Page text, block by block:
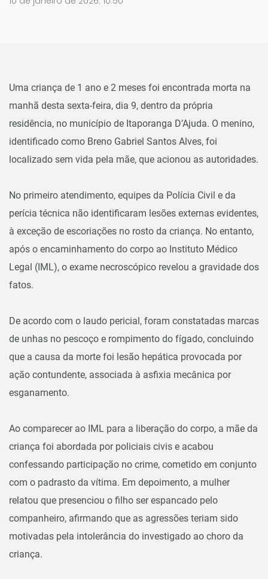
Uma criança de 1 ano e 2 meses foi encontrada morta na
manhã desta sexta-feira, dia 9, dentro da própria
residência, no município de Itaporanga D’Ajuda. O menino,
identificado como Breno Gabriel Santos Alves, foi
localizado sem vida pela mãe, que acionou as autoridades.
No primeiro atendimento, equipes da Polícia Civil e da
perícia técnica não identificaram lesões externas evidentes,
à exceção de escoriações no rosto da criança. No entanto,
após o encaminhamento do corpo ao Instituto Médico
Legal (IML), o exame necroscópico revelou a gravidade dos
fatos.
De acordo com o laudo pericial, foram constatadas marcas
de unhas no pescoço e rompimento do fígado, concluindo
que a causa da morte foi lesão hepática provocada por
ação contundente, associada à asfixia mecânica por
esganamento.
Ao comparecer ao IML para a liberação do corpo, a mãe da
criança foi abordada por policiais civis e acabou
confessando participação no crime, cometido em conjunto
com o padrasto da vítima. Em depoimento, a mulher
relatou que presenciou o filho ser espancado pelo
companheiro, afirmando que as agressões teriam sido
motivadas pela intolerância do investigado ao choro da
criança.